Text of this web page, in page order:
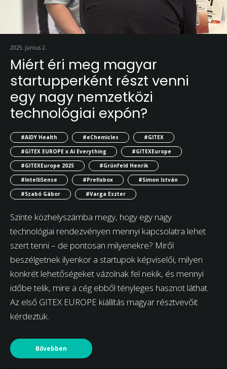
2025. június 2.
Miért éri meg magyar
startupperként részt venni
egy nagy nemzetközi
technológiai expón?
#AIDY Health #eChemicles
#GITEX
#GITEX EUROPE x Ai Everything
#GITEXEurope
#GITEXEurope 2025
#Grünfeld Henrik
#IntelliSense
#Prefixbox
#Simon István
#Szabó Gábor
#Varga Eszter
Szinte közhelyszámba megy, hogy egy nagy
technológiai rendezvényen mennyi kapcsolatra lehet
szert tenni – de pontosan milyenekre? Miről
beszélgetnek ilyenkor a startupok képviselői, milyen
konkrét lehetőségeket vázolnak fel nekik, és mennyi
időbe telik, mire a cég ebből tényleges hasznot láthat.
Az első GITEX EUROPE kiállítás magyar résztvevőit
kérdeztük.
Bővebben